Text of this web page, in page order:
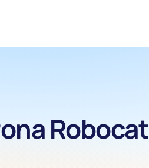
Robocat